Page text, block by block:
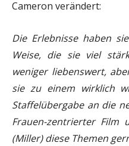
Cameron verändert:
Die Erlebnisse haben
Weise, die sie viel
weniger liebenswert,
sie zu einem wirklich
Staffelübergabe an die
Frauen-zentrierter
(Miller) diese Themen